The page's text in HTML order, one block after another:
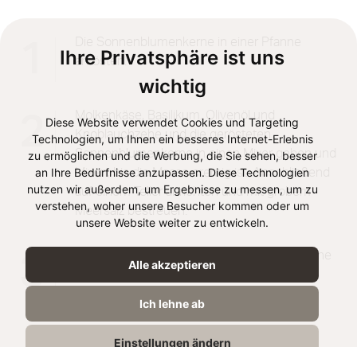
Ihre Privatsphäre ist uns
wichtig
Diese Website verwendet Cookies und Targeting
Technologien, um Ihnen ein besseres Internet-Erlebnis
zu ermöglichen und die Werbung, die Sie sehen, besser
an Ihre Bedürfnisse anzupassen. Diese Technologien
nutzen wir außerdem, um Ergebnisse zu messen, um zu
verstehen, woher unsere Besucher kommen oder um
unsere Website weiter zu entwickeln.
Alle akzeptieren
Ich lehne ab
Einstellungen ändern
anrösten.
2
Molkenkäse, Basilikum, Olivenöl und
Knoblauchzehe und die gerösteten
Sonnenblumenkerne in einen Mixer geben und
Mixen, bis die Masse cremig ist. Anschließend
auf einem Teller anrichten und mit grobem
Meersalz bestreuen.
3
Butter, Öl und Chiliflocken kurz in einer Pfanne
anbraten und den Käseaufstrich damit
Mit warmem Brot servieren und genießen.